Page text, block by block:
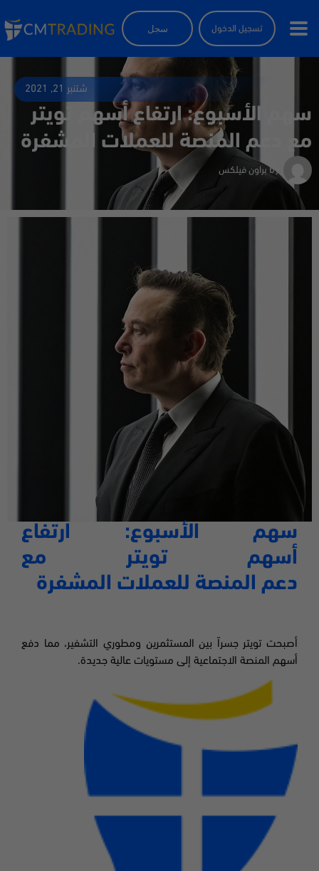
تسجيل الدخول سجل
شتنبر 21, 2021
سهم الأسبوع: ارتفاع أسهم تويتر
مع دعم المنصة للعملات المشفرة
by براون فيلكس
سهم الأسبوع: ارتفاع
أسهم تويتر
مع
دعم المنصة للعملات المشفرة
أصبحت تويتر جسراً بين المستثمرين ومطوري التشفير، مما دفع
أسهم المنصة الاجتماعية إلى مستويات عالية جديدة.